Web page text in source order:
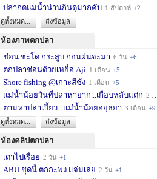
ปลากดแม่น้ำน่านกินดุมากคับ 1 สัปดาห์ +2
ดูทั้งหมด...
ส่งข้อมูล
ห้องภาพตกปลา
ช่อน ชะโด กระสูบ ก่อนฝนจะมา 6 วัน +6
ตกปลาช่อนด้วยเหยื่อ Aji 1 เดือน +5
Shore fishing @เกาะสีชัง 1 เดือน +5
แม่น้ำน้อยวันที่ปลาหายาก...เกือบหลับแต่ก 2 เดือน
ตามหาปลาเบี้ยว...แม่น้ำน้อยอยุธยา 3 เดือน +9
ดูทั้งหมด...
ส่งข้อมูล
ห้องคลิปตกปลา
เดาไปเรื่อย 2 วัน +1
ABU ชุดนี้ ตกกะพง แจ่มเลย 2 วัน +1